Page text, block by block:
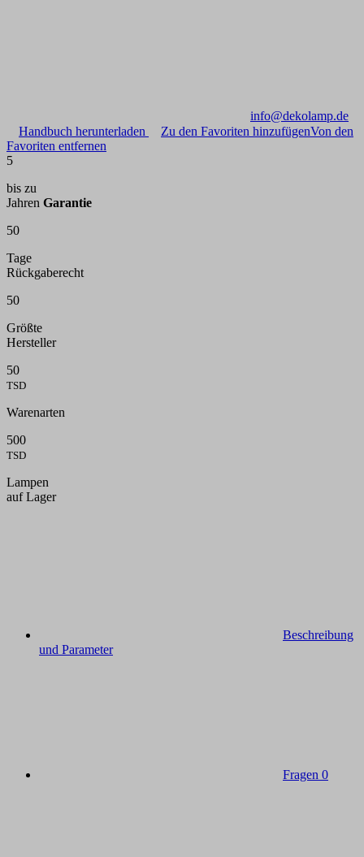
info@dekolamp.de
Handbuch herunterladen
Zu den Favoriten hinzufügenVon den
Favoriten entfernen
5
bis zu
Jahren Garantie
50
Tage
Rückgaberecht
50
Größte
Hersteller
50
TSD
Warenarten
500
TSD
Lampen
auf Lager
Beschreibung
und Parameter
Fragen 0